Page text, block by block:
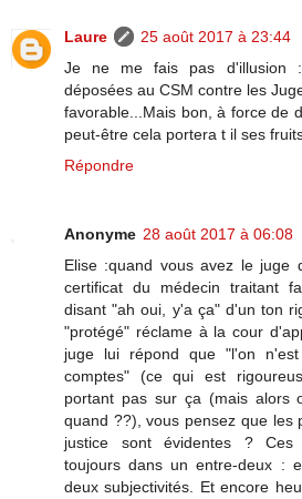
Laure
25 août 2017 à 23:44
Je ne me fais pas d'illusion
déposées au CSM contre les
favorable...Mais bon, à force de
peut-être cela portera t il ses
Répondre
Anonyme 28 août 2017 à 06:08
Elise :quand vous avez le juge
certificat du médecin traitant
disant "ah oui, y'a ça" d'un ton
"protégé" réclame à la cour
juge lui répond que "l'on
comptes" (ce qui est
portant pas sur ça (mais alors
quand ??), vous pensez que les
justice sont évidentes ? Ces
toujours dans un entre-deux :
deux subjectivités. Et encore